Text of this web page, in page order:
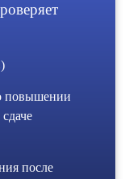
)
повышении
после